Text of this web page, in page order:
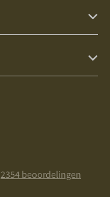
2354 beoordelingen